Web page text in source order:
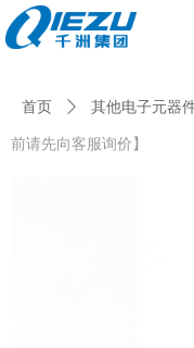
首页 ꄲ 其他电子元器
前请先向客服询价】